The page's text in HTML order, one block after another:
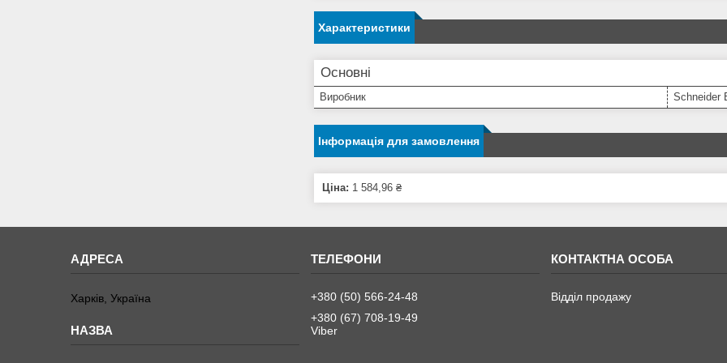
Характеристики
Основні
Виробник Schneider
Інформація для замовлення
Ціна: 1 584,96 ₴
Харків, Україна
+380 (50) 566-24-48
+380 (67) 708-19-49
Viber
Відділ продажу